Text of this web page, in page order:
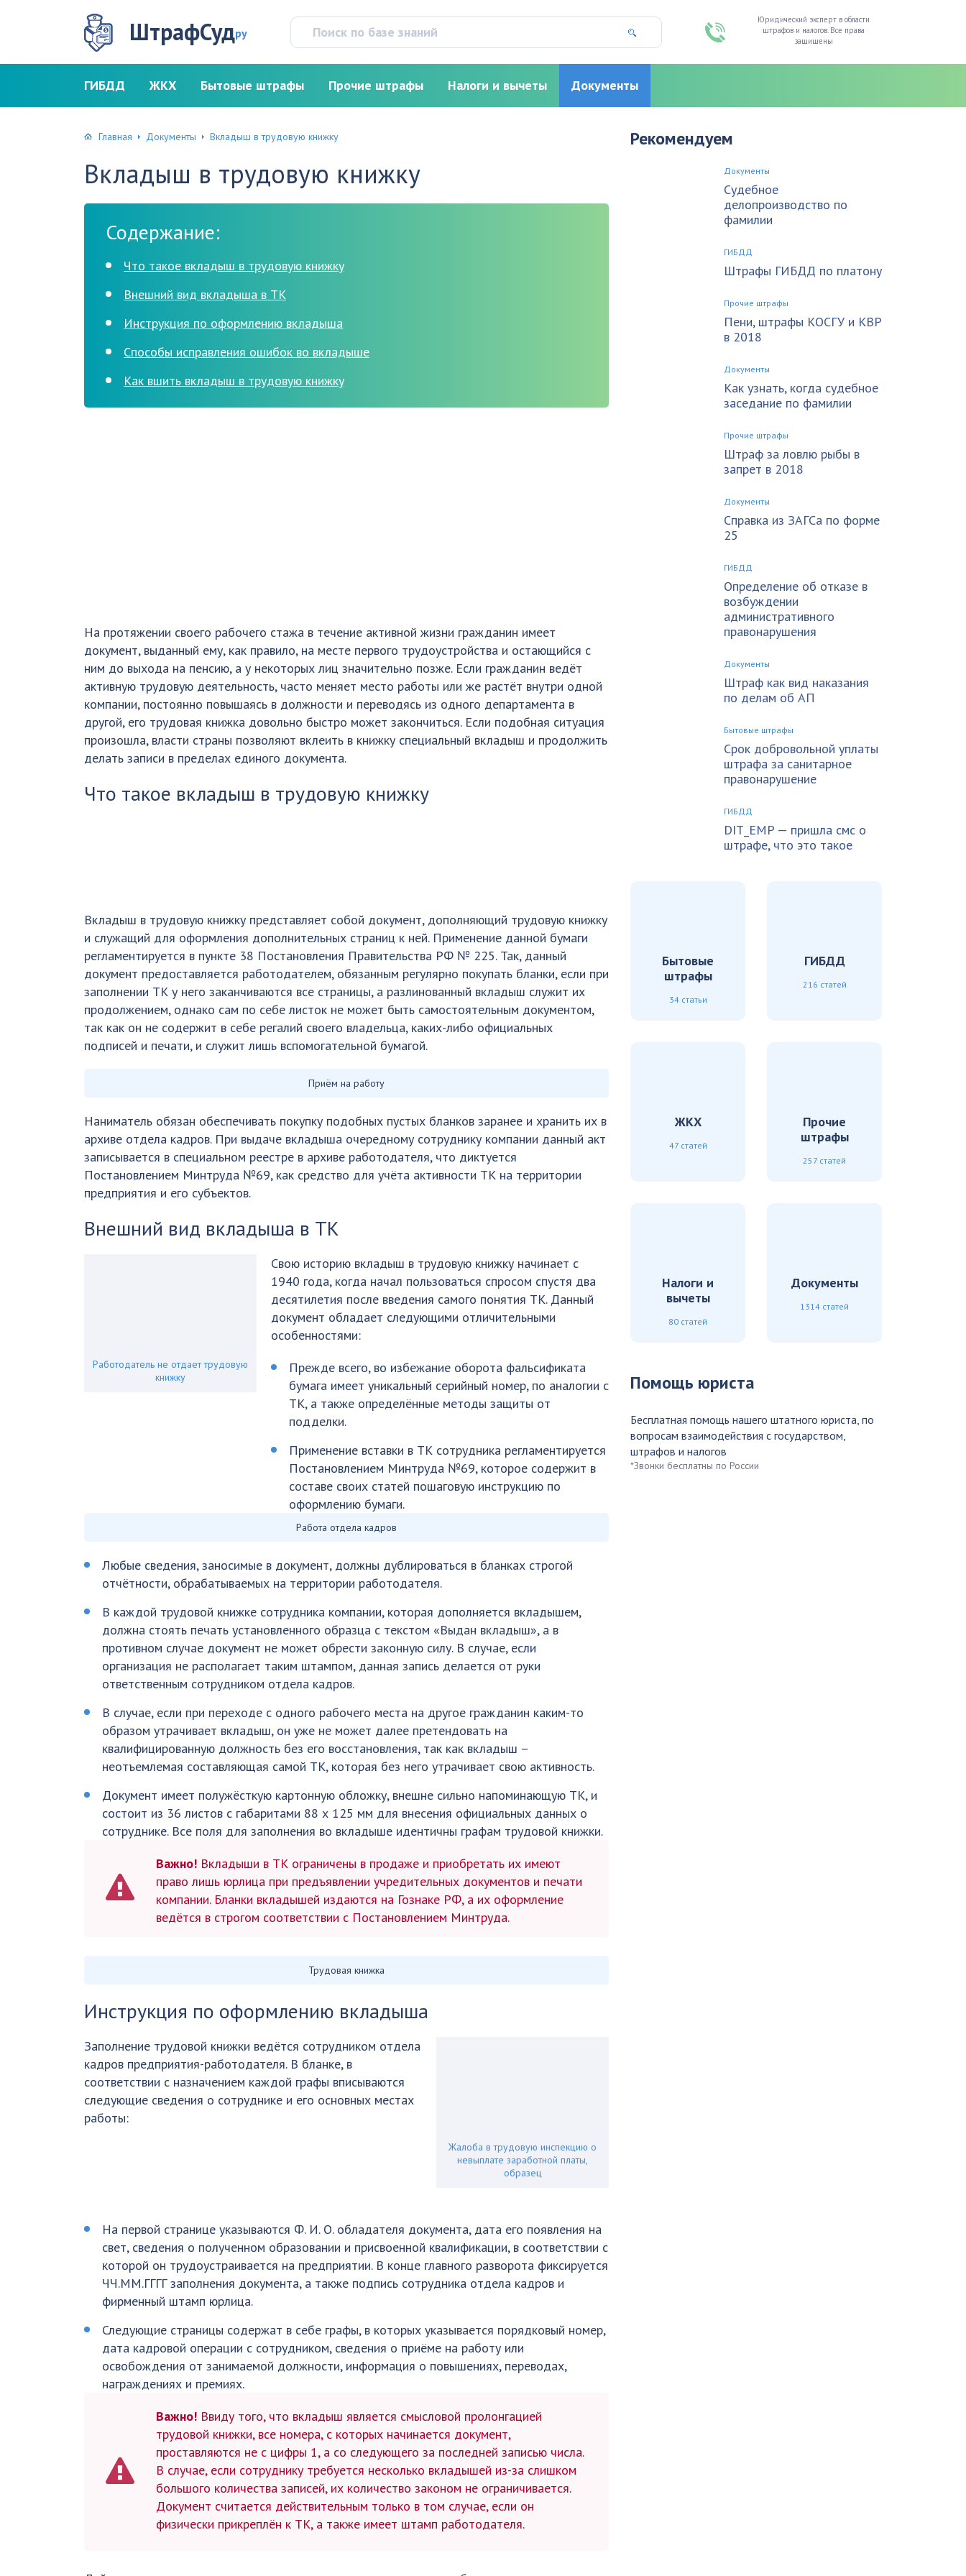
ШтрафСудру
Юридический эксперт в области
штрафов и налогов. Все права
защищены
ГИБДД ЖКХ Бытовые штрафы Прочие штрафы Налоги и вычеты Документы
Главная Документы Вкладыш в трудовую книжку
Вкладыш в трудовую книжку
Содержание:
Что такое вкладыш в трудовую книжку
Внешний вид вкладыша в ТК
Инструкция по оформлению вкладыша
Способы исправления ошибок во вкладыше
Как вшить вкладыш в трудовую книжку
На протяжении своего рабочего стажа в течение активной жизни гражданин имеет
документ, выданный ему, как правило, на месте первого трудоустройства и остающийся с
ним до выхода на пенсию, а у некоторых лиц значительно позже. Если гражданин ведёт
активную трудовую деятельность, часто меняет место работы или же растёт внутри одной
компании, постоянно повышаясь в должности и переводясь из одного департамента в
другой, его трудовая книжка довольно быстро может закончиться. Если подобная ситуация
произошла, власти страны позволяют вклеить в книжку специальный вкладыш и продолжить
делать записи в пределах единого документа.
Что такое вкладыш в трудовую книжку
Вкладыш в трудовую книжку представляет собой документ, дополняющий трудовую книжку
и служащий для оформления дополнительных страниц к ней. Применение данной бумаги
регламентируется в пункте 38 Постановления Правительства РФ № 225. Так, данный
документ предоставляется работодателем, обязанным регулярно покупать бланки, если при
заполнении ТК у него заканчиваются все страницы, а разлинованный вкладыш служит их
продолжением, однако сам по себе листок не может быть самостоятельным документом,
так как он не содержит в себе регалий своего владельца, каких-либо официальных
подписей и печати, и служит лишь вспомогательной бумагой.
Приём на работу
Наниматель обязан обеспечивать покупку подобных пустых бланков заранее и хранить их в
архиве отдела кадров. При выдаче вкладыша очередному сотруднику компании данный акт
записывается в специальном реестре в архиве работодателя, что диктуется
Постановлением Минтруда №69, как средство для учёта активности ТК на территории
предприятия и его субъектов.
Внешний вид вкладыша в ТК
Работодатель не отдает трудовую
книжку
Свою историю вкладыш в трудовую книжку начинает с
1940 года, когда начал пользоваться спросом спустя два
десятилетия после введения самого понятия ТК. Данный
документ обладает следующими отличительными
особенностями:
Прежде всего, во избежание оборота фальсификата
бумага имеет уникальный серийный номер, по аналогии с
ТК, а также определённые методы защиты от
подделки.
Применение вставки в ТК сотрудника регламентируется
Постановлением Минтруда №69, которое содержит в
составе своих статей пошаговую инструкцию по
оформлению бумаги.
Работа отдела кадров
Любые сведения, заносимые в документ, должны дублироваться в бланках строгой
отчётности, обрабатываемых на территории работодателя.
В каждой трудовой книжке сотрудника компании, которая дополняется вкладышем,
должна стоять печать установленного образца с текстом «Выдан вкладыш», а в
противном случае документ не может обрести законную силу. В случае, если
организация не располагает таким штампом, данная запись делается от руки
ответственным сотрудником отдела кадров.
В случае, если при переходе с одного рабочего места на другое гражданин каким-то
образом утрачивает вкладыш, он уже не может далее претендовать на
квалифицированную должность без его восстановления, так как вкладыш –
неотъемлемая составляющая самой ТК, которая без него утрачивает свою активность.
Документ имеет полужёсткую картонную обложку, внешне сильно напоминающую ТК, и
состоит из 36 листов с габаритами 88 х 125 мм для внесения официальных данных о
сотруднике. Все поля для заполнения во вкладыше идентичны графам трудовой книжки.
Важно! Вкладыши в ТК ограничены в продаже и приобретать их имеют
право лишь юрлица при предъявлении учредительных документов и печати
компании. Бланки вкладышей издаются на Гознаке РФ, а их оформление
ведётся в строгом соответствии с Постановлением Минтруда.
Трудовая книжка
Инструкция по оформлению вкладыша
Жалоба в трудовую инспекцию о
невыплате заработной платы,
образец
Заполнение трудовой книжки ведётся сотрудником отдела
кадров предприятия-работодателя. В бланке, в
соответствии с назначением каждой графы вписываются
следующие сведения о сотруднике и его основных местах
работы:
На первой странице указываются Ф. И. О. обладателя документа, дата его появления на
свет, сведения о полученном образовании и присвоенной квалификации, в соответствии с
которой он трудоустраивается на предприятии. В конце главного разворота фиксируется
ЧЧ.ММ.ГГГГ заполнения документа, а также подпись сотрудника отдела кадров и
фирменный штамп юрлица.
Следующие страницы содержат в себе графы, в которых указывается порядковый номер,
дата кадровой операции с сотрудником, сведения о приёме на работу или
освобождения от занимаемой должности, информация о повышениях, переводах,
награждениях и премиях.
Важно! Ввиду того, что вкладыш является смысловой пролонгацией
трудовой книжки, все номера, с которых начинается документ,
проставляются не с цифры 1, а со следующего за последней записью числа.
В случае, если сотруднику требуется несколько вкладышей из-за слишком
большого количества записей, их количество законом не ограничивается.
Документ считается действительным только в том случае, если он
физически прикреплён к ТК, а также имеет штамп работодателя.
Рекомендуем
Документы
Судебное
делопроизводство по
фамилии
ГИБДД
Штрафы ГИБДД по платону
Прочие штрафы
Пени, штрафы КОСГУ и КВР
в 2018
Документы
Как узнать, когда судебное
заседание по фамилии
Прочие штрафы
Штраф за ловлю рыбы в
запрет в 2018
Документы
Справка из ЗАГСа по форме
25
ГИБДД
Определение об отказе в
возбуждении
административного
правонарушения
Документы
Штраф как вид наказания
по делам об АП
Бытовые штрафы
Срок добровольной уплаты
штрафа за санитарное
правонарушение
ГИБДД
DIT_EMP — пришла смс о
штрафе, что это такое
Бытовые
штрафы
34 статьи
ГИБДД
216 статей
ЖКХ
47 статей
Прочие
штрафы
257 статей
Налоги и
вычеты
80 статей
Документы
1314 статей
Помощь юриста
Бесплатная помощь нашего штатного юриста, по
вопросам взаимодействия с государством,
штрафов и налогов
*Звонки бесплатны по России